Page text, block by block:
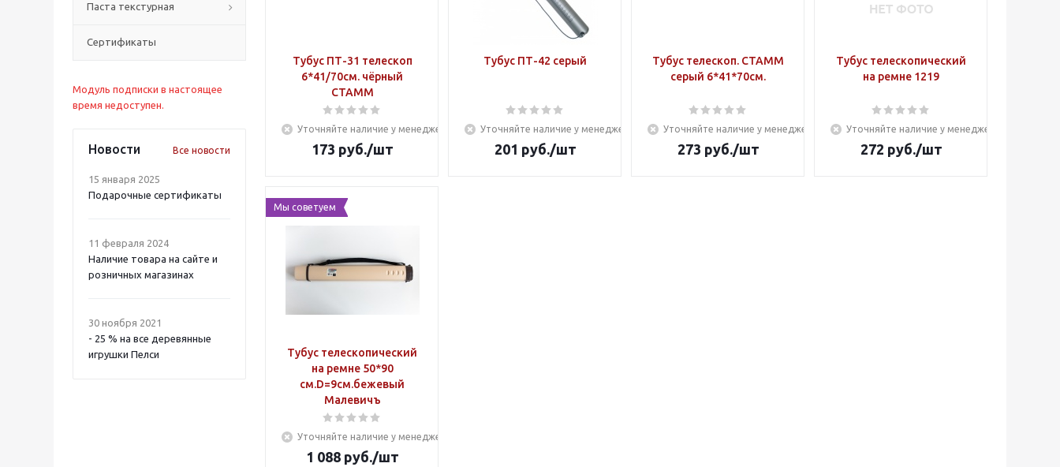
Паста текстурная
Сертификаты
Модуль подписки в настоящее
время недоступен.
Новости Все новости
15 января 2025
Подарочные сертификаты
11 февраля 2024
Наличие товара на сайте и
розничных магазинах
30 ноября 2021
- 25 % на все деревянные
игрушки Пелси
Тубус ПТ-31 телескоп
6*41/70см. чёрный
СТАММ
Уточняйте наличие у менеджера
173 руб./шт
Тубус ПТ-42 серый
Уточняйте наличие у менеджера
201 руб./шт
Тубус телескоп. СТАММ
серый 6*41*70см.
Уточняйте наличие у менеджера
273 руб./шт
Тубус телескопический
на ремне 1219
Уточняйте наличие у менеджера
272 руб./шт
Мы советуем
Тубус телескопический
на ремне 50*90
см.D=9см.бежевый
Малевичъ
Уточняйте наличие у менеджера
1 088руб./шт